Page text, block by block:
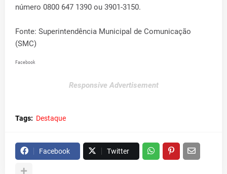
número 0800 647 1390 ou 3901-3150.
Fonte: Superintendência Municipal de Comunicação
(SMC)
Facebook
Responsive Advertisement
Tags: Destaque
Facebook Twitter